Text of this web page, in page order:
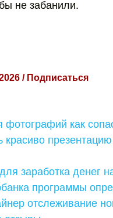
не забанили.
/ Подписаться
фотографий как
красиво
заработка денег
программы
отслеживание